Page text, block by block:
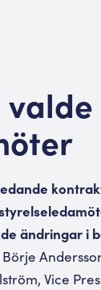
ändringar i
Vice